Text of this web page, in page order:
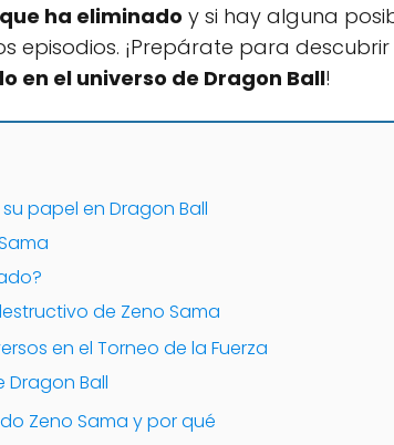
ha eliminado y si hay alguna
episodios. ¡Prepárate para descubrir
en el universo de Dragon Ball!
papel en Dragon Ball
de Zeno Sama
en el Torneo de la Fuerza
Dragon Ball
Zeno Sama y por qué